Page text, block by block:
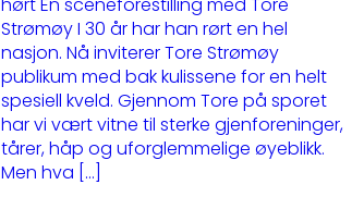
Strømøy I 30 år har han rørt en hel
nasjon. Nå inviterer Tore Strømøy
publikum med bak kulissene for en helt
spesiell kveld. Gjennom Tore på sporet
har vi vært vitne til sterke gjenforeninger,
tårer, håp og uforglemmelige øyeblikk.
Men hva […]